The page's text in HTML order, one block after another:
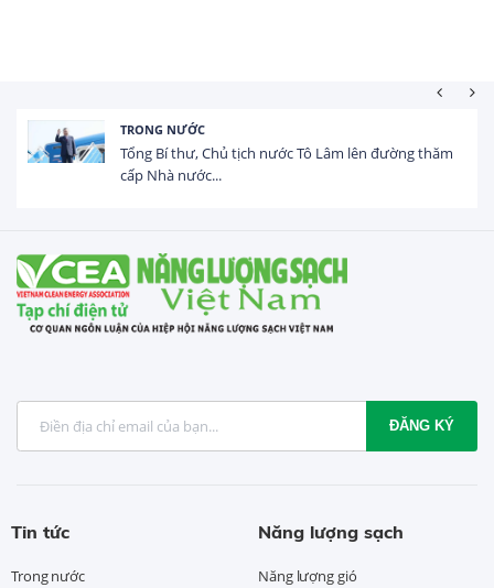
thăm
HOẠT ĐỘNG ĐẦU TƯ
Tổng vốn FDI đăng ký vào Việt Nam đạt gần
USD trong 5 tháng...
ĐĂNG KÝ
Tin tức
Trong nước
Năng lượng sạch
Năng lượng gió